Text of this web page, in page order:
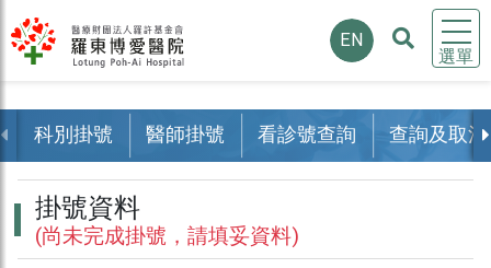
選單
EN
科別掛號 醫師掛號 看診號查詢 查詢及取消
掛號資料
(尚未完成掛號，請填妥資料)